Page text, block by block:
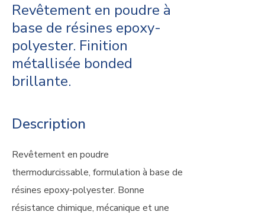
Revêtement en poudre à
base de résines epoxy-
polyester. Finition
métallisée bonded
brillante.
Description
Revêtement en poudre
thermodurcissable, formulation à base de
résines epoxy-polyester. Bonne
résistance chimique, mécanique et une